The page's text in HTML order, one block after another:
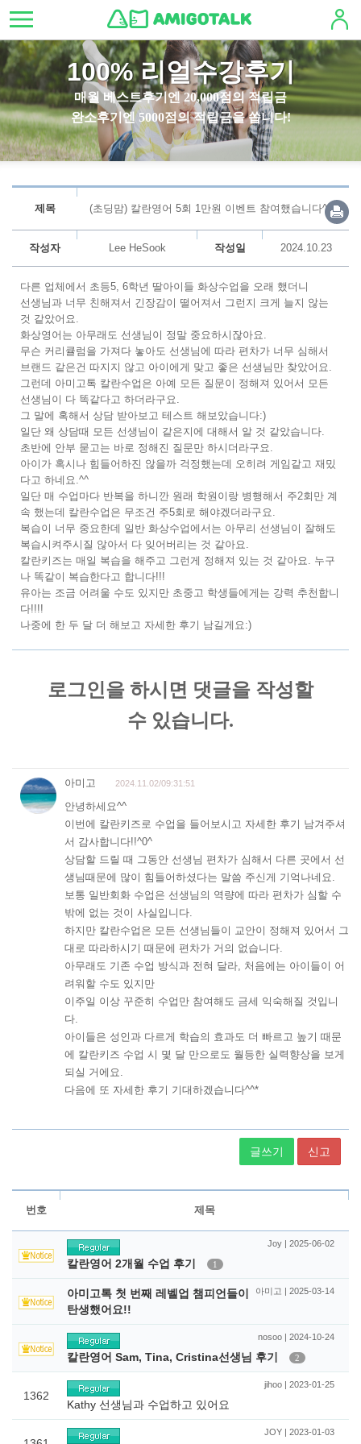
100% 리얼수강후기
매월 베스트후기엔 20,000점의 적립금
완소후기엔 5000점의 적립금을 쏩니다!
제목 (초딩맘) 칼란영어 5회 1만원 이벤트 참여했습니다^^
작성자 Lee HeSook 작성일 2024.10.23
다른 업체에서 초등5, 6학년 딸아이들 화상수업을 오래 했더니
선생님과 너무 친해져서 긴장감이 떨어져서 그런지 크게 늘지 않는
것 같았어요.
화상영어는 아무래도 선생님이 정말 중요하시잖아요.
무슨 커리큘럼을 가져다 놓아도 선생님에 따라 편차가 너무 심해서
브랜드 같은건 따지지 않고 아이에게 맞고 좋은 선생님만 찾았어요.
그런데 아미고톡 칼란수업은 아예 모든 질문이 정해져 있어서 모든
선생님이 다 똑같다고 하더라구요.
그 말에 혹해서 상담 받아보고 테스트 해보았습니다:)
일단 왜 상담때 모든 선생님이 같은지에 대해서 알 것 같았습니다.
초반에 안부 묻고는 바로 정해진 질문만 하시더라구요.
아이가 혹시나 힘들어하진 않을까 걱정했는데 오히려 게임같고 재밌
다고 하네요.^^
일단 매 수업마다 반복을 하니깐 원래 학원이랑 병행해서 주2회만 계
속 했는데 칼란수업은 무조건 주5회로 해야겠더라구요.
복습이 너무 중요한데 일반 화상수업에서는 아무리 선생님이 잘해도
복습시켜주시질 않아서 다 잊어버리는 것 같아요.
칼란키즈는 매일 복습을 해주고 그런게 정해져 있는 것 같아요. 누구
나 똑같이 복습한다고 합니다!!!
유아는 조금 어려울 수도 있지만 초중고 학생들에게는 강력 추천합니
다!!!!
나중에 한 두 달 더 해보고 자세한 후기 남길게요:)
글쓰기 신고